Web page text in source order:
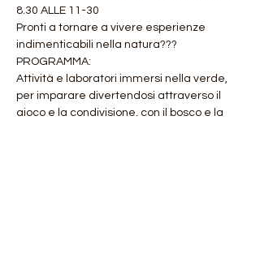
8.30 ALLE 11-30
Pronti a tornare a vivere esperienze
indimenticabili nella natura???
PROGRAMMA:
Attività e laboratori immersi nella verde,
per imparare divertendosi attraverso il
gioco e la condivisione, con il bosco e la